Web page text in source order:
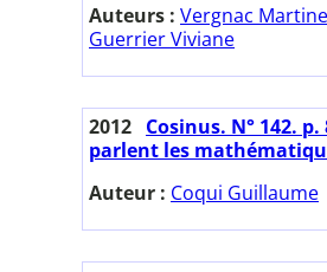
Auteurs : Vergnac Martine
Guerrier Viviane
2012 Cosinus. N° 142.
parlent les
Auteur : Coqui Guillaume